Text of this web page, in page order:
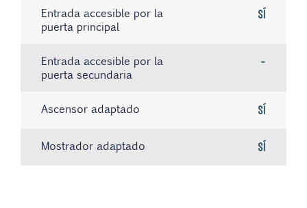
Entrada accesible por la
puerta principal
Sí
Entrada accesible por la
puerta secundaria
-
Ascensor adaptado Sí
Mostrador adaptado Sí